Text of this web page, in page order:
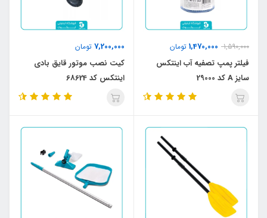
1,590,000
1,470,000 تومان
فیلتر پمپ تصفیه آب اینتکس
سایز A کد 29000
7,200,000 تومان
کیت نصب موتور قایق بادی
اینتکس کد 68624